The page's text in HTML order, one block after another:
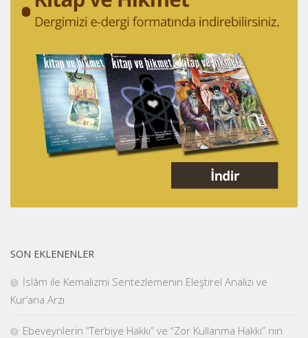
SON EKLENENLER
İslâm ile Kemalizmi Sentezlemenin Eleştirel Analizi ve
Kur’ana Arzı
Ebeveynlerin “Terbiye Hakkı” ve “Zor Kullanma Hakkı” nın